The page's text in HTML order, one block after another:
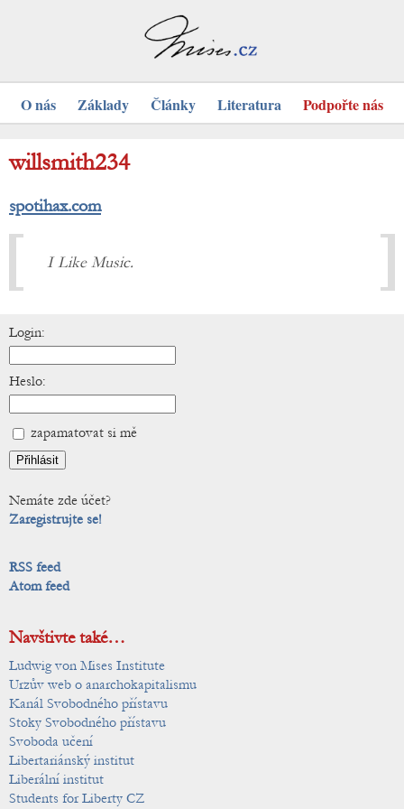
O nás Základy Články Literatura Podpořte nás
willsmith234
spotihax.com
I Like Music.
Login:
Heslo:
zapamatovat si mě
Nemáte zde účet?
Zaregistrujte se!
RSS feed
Atom feed
Navštivte také…
Ludwig von Mises Institute
Urzův web o anarchokapitalismu
Kanál Svobodného přístavu
Stoky Svobodného přístavu
Svoboda učení
Libertariánský institut
Liberální institut
Students for Liberty CZ